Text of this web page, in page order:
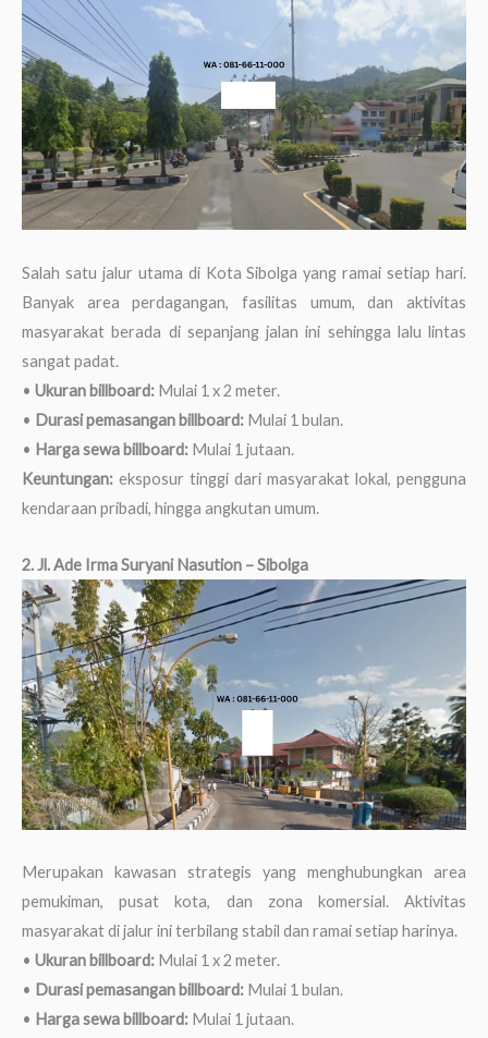
Salah satu jalur utama di Kota Sibolga yang ramai setiap hari.
Banyak area perdagangan, fasilitas umum, dan aktivitas
masyarakat berada di sepanjang jalan ini sehingga lalu lintas
sangat padat.
• Ukuran billboard: Mulai 1 x 2 meter.
• Durasi pemasangan billboard: Mulai 1 bulan.
• Harga sewa billboard: Mulai 1 jutaan.
Keuntungan: eksposur tinggi dari masyarakat lokal, pengguna
kendaraan pribadi, hingga angkutan umum.
2. Jl. Ade Irma Suryani Nasution – Sibolga
Merupakan kawasan strategis yang menghubungkan area
pemukiman, pusat kota, dan zona komersial. Aktivitas
masyarakat di jalur ini terbilang stabil dan ramai setiap harinya.
• Ukuran billboard: Mulai 1 x 2 meter.
• Durasi pemasangan billboard: Mulai 1 bulan.
• Harga sewa billboard: Mulai 1 jutaan.